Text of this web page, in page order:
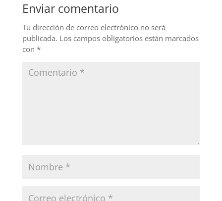
o
o
k
n
Enviar comentario
Tu dirección de correo electrónico no será
publicada. Los campos obligatorios están marcados
con *